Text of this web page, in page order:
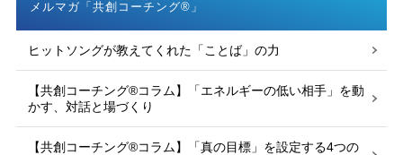
メルマガ「共創コーチング®」
ヒットソングが教えてくれた「ことば」の力
【共創コーチング®︎コラム】「エネルギーの低い相手」を動
かす、対話と場づくり
【共創コーチング®︎コラム】「真の目標」を設定する4つの